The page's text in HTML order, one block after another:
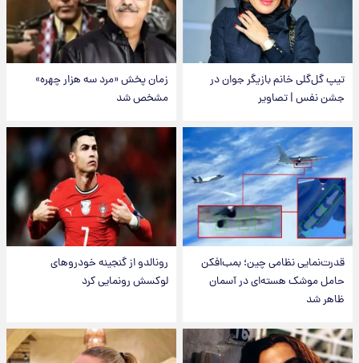
تیپ گل‌گلی خانم بازیگر جوان در
جشن نفس | تصاویر
زمان پخش «مرد سه هزار چهره»
مشخص شد
قدرت‌نمایی نظامی چین؛ بمب‌افکن
حامل موشک هسته‌ای در آسمان
ظاهر شد
رونالدو از گنجینه خودروهای
لوکسش رونمایی کرد